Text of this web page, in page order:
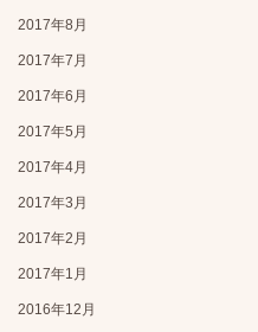
2017年8月
2017年7月
2017年6月
2017年5月
2017年4月
2017年3月
2017年2月
2017年1月
2016年12月